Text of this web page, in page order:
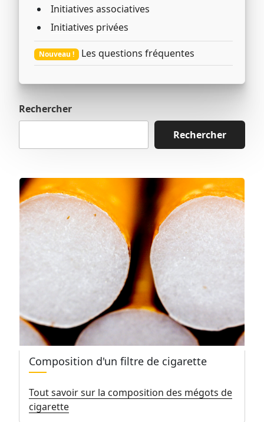
Initiatives associatives
Initiatives privées
Nouveau ! Les questions fréquentes
Rechercher
Rechercher
Composition d'un filtre de cigarette
Tout savoir sur la composition des mégots de
cigarette